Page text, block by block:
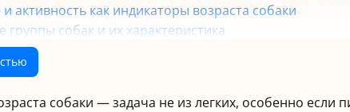
активность как индикаторы возраста собаки
группы собак и их характеристика
рекомендации по уходу с учётом возраста собаки
собаки — задача не из легких, особенно